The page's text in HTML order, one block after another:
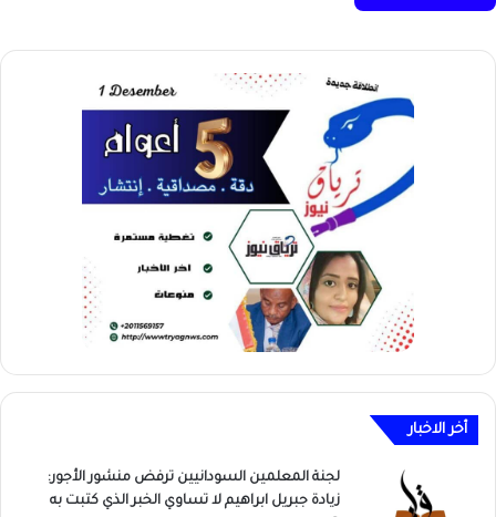
أخر الاخبار
لجنة المعلمين السودانيين ترفض منشور الأجور:
زيادة جبريل ابراهيم لا تساوي الخبر الذي كتبت به